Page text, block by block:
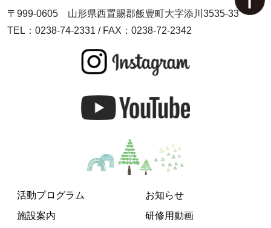
〒999-0605 山形県西置賜郡飯豊町大字添川3535-33
TEL：0238-74-2331 / FAX：0238-72-2342
活動プログラム
施設案内
お知らせ
研修用動画